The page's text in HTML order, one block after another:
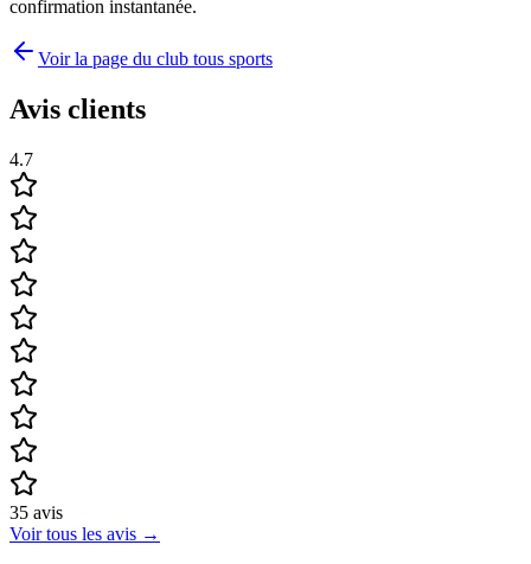
confirmation instantanée.
Voir la page du club tous sports
Avis clients
4.7
35 avis
Voir tous les avis →